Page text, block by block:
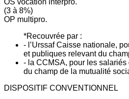
OS vocation interpro.
(3 à 8%)
OP multipro.
*Recouvrée par :
- l’Urssaf Caisse nationale,
et publiques relevant du
- la CCMSA, pour les
du champ de la mutualité
DISPOSITIF CONVENTIONNEL